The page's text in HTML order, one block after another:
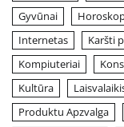
Gyvūnai
Internetas
Karšti
Kompiuteriai
Kultūra
Produktu Apzvalga